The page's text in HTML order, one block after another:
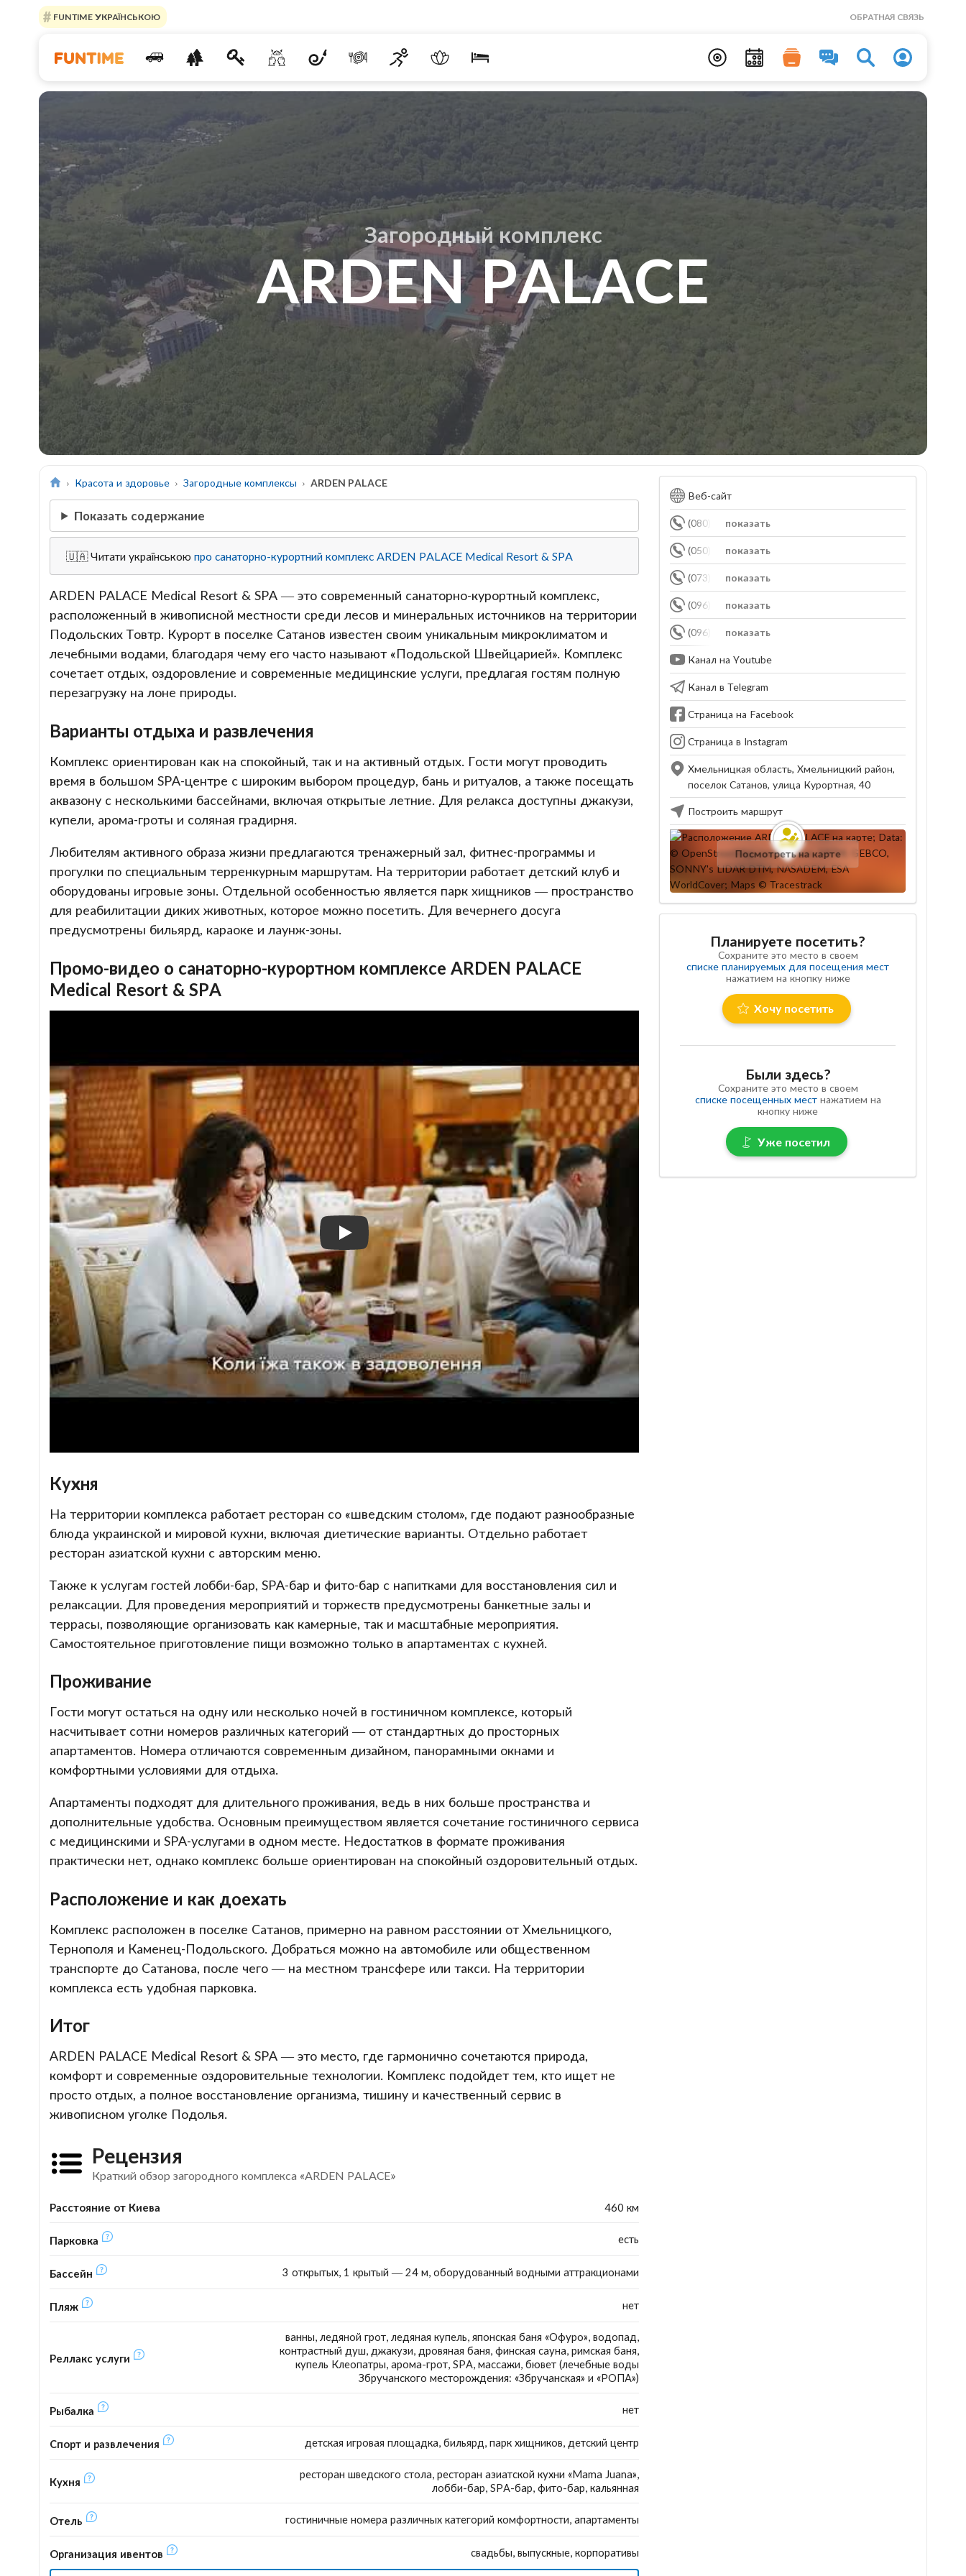
FUNTIME УКРАЇНСЬКОЮ ОБРАТНАЯ СВЯЗЬ
Загородный комплекс
ARDEN PALACE
Красота и здоровье Загородные комплексы ARDEN PALACE
Показать содержание
🇺🇦 Читати українською про санаторно-курортний комплекс ARDEN PALACE Medical Resort & SPA
ARDEN PALACE Medical Resort & SPA — это современный санаторно-курортный комплекс,
расположенный в живописной местности среди лесов и минеральных источников на территории
Подольских Товтр. Курорт в поселке Сатанов известен своим уникальным микроклиматом и
лечебными водами, благодаря чему его часто называют «Подольской Швейцарией». Комплекс
сочетает отдых, оздоровление и современные медицинские услуги, предлагая гостям полную
перезагрузку на лоне природы.
Варианты отдыха и развлечения
Комплекс ориентирован как на спокойный, так и на активный отдых. Гости могут проводить
время в большом SPA-центре с широким выбором процедур, бань и ритуалов, а также посещать
аквазону с несколькими бассейнами, включая открытые летние. Для релакса доступны джакузи,
купели, арома-гроты и соляная градирня.
Любителям активного образа жизни предлагаются тренажерный зал, фитнес-программы и
прогулки по специальным терренкурным маршрутам. На территории работает детский клуб и
оборудованы игровые зоны. Отдельной особенностью является парк хищников — пространство
для реабилитации диких животных, которое можно посетить. Для вечернего досуга
предусмотрены бильярд, караоке и лаунж-зоны.
Промо-видео о санаторно-курортном комплексе ARDEN PALACE
Medical Resort & SPA
Кухня
На территории комплекса работает ресторан со «шведским столом», где подают разнообразные
блюда украинской и мировой кухни, включая диетические варианты. Отдельно работает
ресторан азиатской кухни с авторским меню.
Также к услугам гостей лобби-бар, SPA-бар и фито-бар с напитками для восстановления сил и
релаксации. Для проведения мероприятий и торжеств предусмотрены банкетные залы и
террасы, позволяющие организовать как камерные, так и масштабные мероприятия.
Самостоятельное приготовление пищи возможно только в апартаментах с кухней.
Проживание
Гости могут остаться на одну или несколько ночей в гостиничном комплексе, который
насчитывает сотни номеров различных категорий — от стандартных до просторных
апартаментов. Номера отличаются современным дизайном, панорамными окнами и
комфортными условиями для отдыха.
Апартаменты подходят для длительного проживания, ведь в них больше пространства и
дополнительные удобства. Основным преимуществом является сочетание гостиничного сервиса
с медицинскими и SPA-услугами в одном месте. Недостатков в формате проживания
практически нет, однако комплекс больше ориентирован на спокойный оздоровительный отдых.
Расположение и как доехать
Комплекс расположен в поселке Сатанов, примерно на равном расстоянии от Хмельницкого,
Тернополя и Каменец-Подольского. Добраться можно на автомобиле или общественном
транспорте до Сатанова, после чего — на местном трансфере или такси. На территории
комплекса есть удобная парковка.
Итог
ARDEN PALACE Medical Resort & SPA — это место, где гармонично сочетаются природа,
комфорт и современные оздоровительные технологии. Комплекс подойдет тем, кто ищет не
просто отдых, а полное восстановление организма, тишину и качественный сервис в
живописном уголке Подолья.
Рецензия
Краткий обзор загородного комплекса «ARDEN PALACE»
Расстояние от Киева 460 км
Парковка есть
Бассейн 3 открытых, 1 крытый — 24 м, оборудованный водными аттракционами
Пляж нет
Реллакс услуги
ванны, ледяной грот, ледяная купель, японская баня «Офуро», водопад,
контрастный душ, джакузи, дровяная баня, финская сауна, римская баня,
купель Клеопатры, арома-грот, SPA, массажи, бювет (лечебные воды
Збручанского месторождения: «Збручанская» и «РОПА»)
Рыбалка нет
Спорт и развлечения детская игровая площадка, бильярд, парк хищников, детский центр
Кухня
ресторан шведского стола, ресторан азиатской кухни «Mama Juana»,
лобби-бар, SPA-бар, фито-бар, кальянная
Отель гостиничные номера различных категорий комфортности, апартаменты
Организация ивентов свадьбы, выпускные, корпоративы
Веб-сайт
показать
(080) 050-50-88
показать
(050) 811-07-51
показать
(073) 482-22-49
показать
(096) 157-44-16
показать
(096) 359-62-40
Канал на Youtube
Канал в Telegram
Страница на Facebook
Страница в Instagram
Хмельницкая область, Хмельницкий район,
поселок Сатанов, улица Курортная, 40
Построить маршрут
Посмотреть на карте
Планируете посетить?
Сохраните это место в своем
списке планируемых для посещения мест
нажатием на кнопку ниже
Хочу посетить
Были здесь?
Сохраните это место в своем
списке посещенных местнажатием на
кнопку ниже
Уже посетил